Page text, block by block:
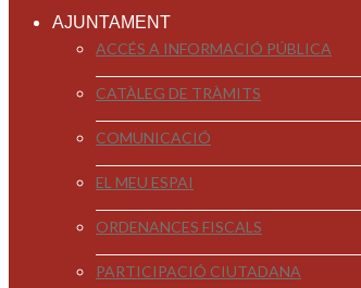
AJUNTAMENT
ACCÉS A INFORMACIÓ PÚBLICA
CATÀLEG DE TRÀMITS
COMUNICACIÓ
EL MEU ESPAI
ORDENANCES FISCALS
PARTICIPACIÓ CIUTADANA